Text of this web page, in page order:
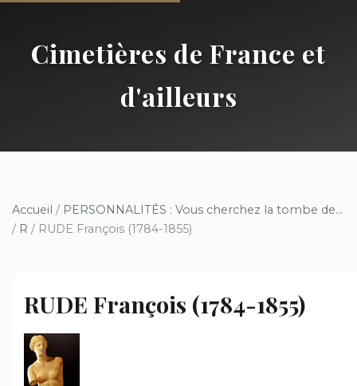
Cimetières de France et
d'ailleurs
Accueil / PERSONNALITÉS : Vous cherchez la tombe de...
/ R / RUDE François (1784-1855)
RUDE François (1784-1855)